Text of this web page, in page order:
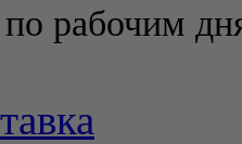
рабочим